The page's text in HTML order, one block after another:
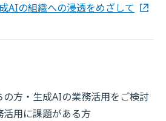
AIの組織への浸透をめざして
方・生成AIの業務活用をご検討
用に課題がある方